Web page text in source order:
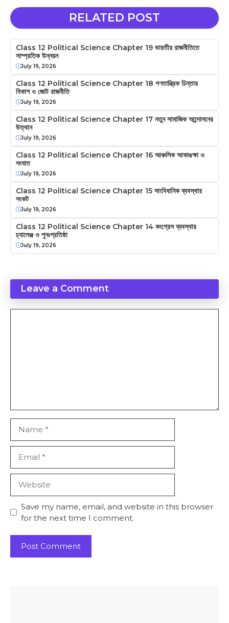
RELATED POST
Class 12 Political Science Chapter 19 ভারতীয় রাজনীতিতে
সাম্প্রতিক উন্নয়ন
July 19, 2026
Class 12 Political Science Chapter 18 গণতান্ত্রিক চিন্তার
বিকাশ ও জোট রাজনীতি
July 19, 2026
Class 12 Political Science Chapter 17 নতুন সামাজিক আন্দোলনের
উত্থান
July 19, 2026
Class 12 Political Science Chapter 16 আঞ্চলিক আকাঙক্ষা ও
সংঘাত
July 19, 2026
Class 12 Political Science Chapter 15 সাংবিধানিক ব্যবস্থার
সংকট
July 19, 2026
Class 12 Political Science Chapter 14 কংগ্রেস ব্যবস্থার
চ্যালেঞ্জ ও পুনঃপ্রতিষ্ঠা
July 19, 2026
Leave a Comment
Save my name, email, and website in this browser
for the next time I comment.